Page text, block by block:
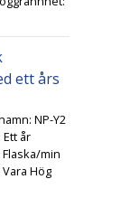
ett års
NP-Y2
år
min
Hög